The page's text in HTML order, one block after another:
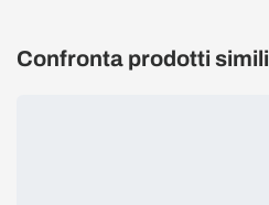
Confronta prodotti simili